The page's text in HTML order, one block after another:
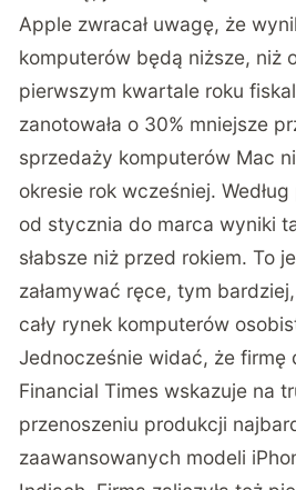
Apple zwracał uwagę, że
komputerów będą niższe, niż
pierwszym kwartale roku
zanotowała o 30% mniejsze
sprzedaży komputerów Mac
okresie rok wcześniej.
od stycznia do marca wyniki
słabsze niż przed rokiem. To
załamywać ręce, tym
cały rynek komputerów
Jednocześnie widać, że firmę
Financial Times wskazuje na
przenoszeniu produkcji
zaawansowanych modeli